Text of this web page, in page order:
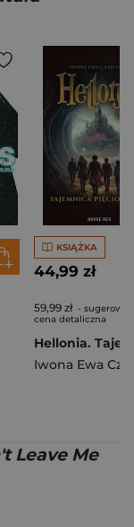
KSIĄŻKA
44,99 zł
59,99 zł -
cena detaliczna
Leave Me